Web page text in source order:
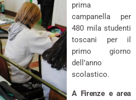
prima
campanella per
480 mila studenti
toscani per il
primo giorno
dell’anno
scolastico.
A Firenze e area